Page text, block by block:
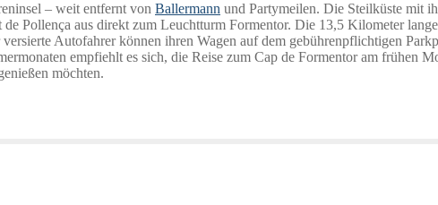
– weit entfernt von Ballermann und Partymeilen. Die Steilküste mit
Pollença aus direkt zum Leuchtturm Formentor. Die 13,5 Kilometer
Autofahrer können ihren Wagen auf dem gebührenpflichtigen
empfiehlt es sich, die Reise zum Cap de Formentor am frühen
möchten.